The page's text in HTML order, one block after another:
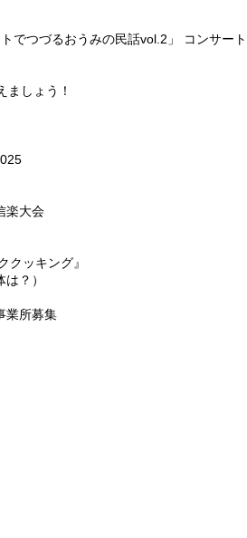
でつづるおうみの民話vol.2」 コンサー
しょう！
楽大会
ッキング』
？）
業所募集